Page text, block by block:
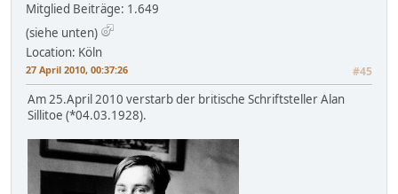
Mitglied Beiträge: 1.649
(siehe unten)
Location: Köln
27 April 2010, 00:37:26 #45
Am 25.April 2010 verstarb der britische Schriftsteller Alan
Sillitoe (*04.03.1928).